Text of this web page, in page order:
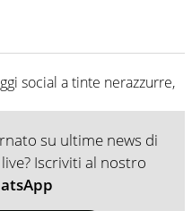
social a tinte nerazzurre,
su ultime news di
Iscriviti al nostro